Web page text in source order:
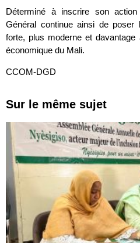
Déterminé à inscrire son
Général continue ainsi de poser
forte, plus moderne et
économique du Mali.
CCOM-DGD
Sur le même sujet